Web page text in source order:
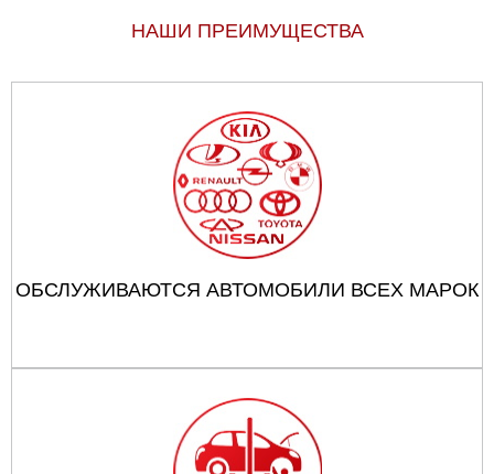
НАШИ ПРЕИМУЩЕСТВА
ОБСЛУЖИВАЮТСЯ АВТОМОБИЛИ ВСЕХ МАРОК